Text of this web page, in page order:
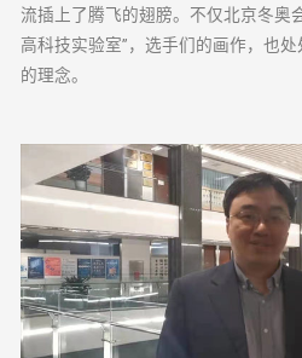
流插上了腾飞的翅膀。不仅北京冬奥
高科技实验室”，选手们的画作，也
的理念。